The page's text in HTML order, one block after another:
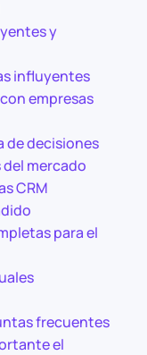
y
influyentes
empresas
de decisiones
mercado
CRM
para el
frecuentes
el